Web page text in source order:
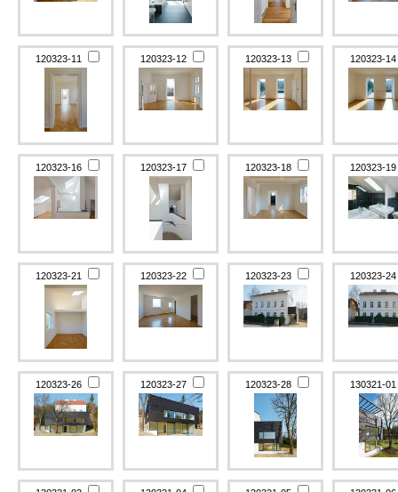
120323-11 120323-12 120323-13 120323-14
120323-16 120323-17 120323-18 120323-19
120323-21 120323-22 120323-23 120323-24
120323-26 120323-27 120323-28 130321-01